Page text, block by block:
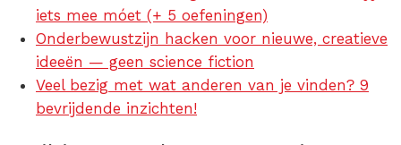
iets mee móet (+ 5 oefeningen)
Onderbewustzijn hacken voor nieuwe, creatieve
ideeën — geen science fiction
Veel bezig met wat anderen van je vinden? 9
bevrijdende inzichten!